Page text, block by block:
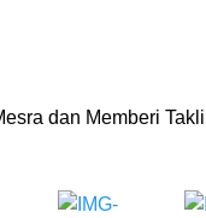
dan Memberi